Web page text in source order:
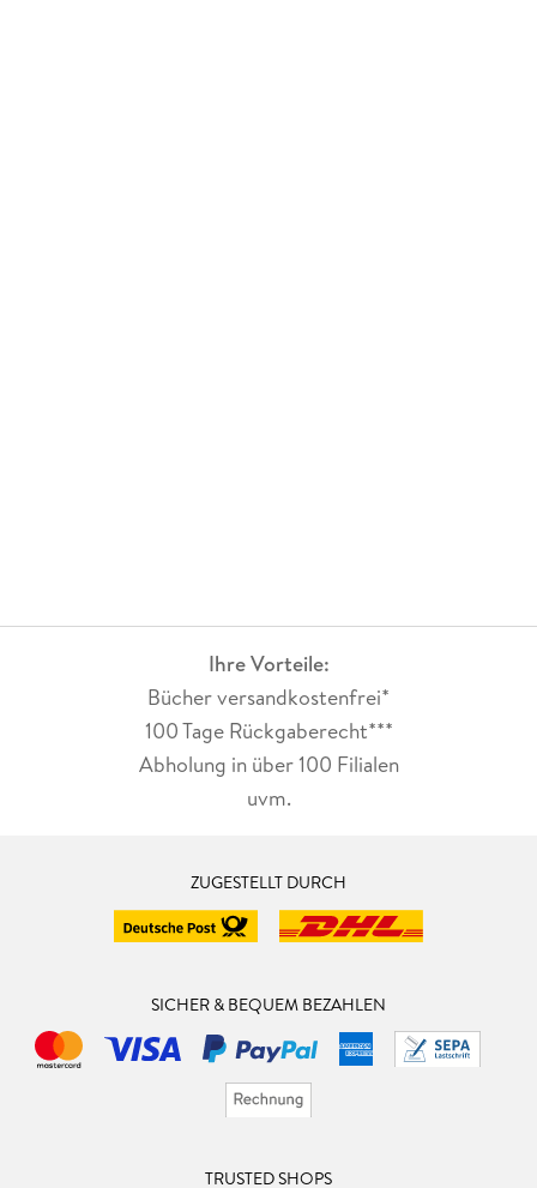
Ihre Vorteile:
Bücher versandkostenfrei*
100 Tage Rückgaberecht***
Abholung in über 100 Filialen
uvm.
ZUGESTELLT DURCH
SICHER & BEQUEM BEZAHLEN
TRUSTED SHOPS